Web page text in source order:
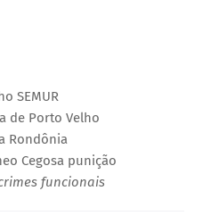
SEMUR
de Porto Velho
Rondônia
Cegosa punição
funcionais